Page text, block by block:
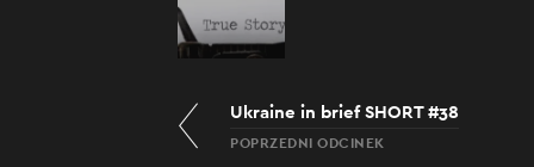
Ukraine in brief SHORT #38
POPRZEDNI ODCINEK